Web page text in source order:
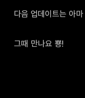
다음 업데이트는 아
그때 만나요 뿅!